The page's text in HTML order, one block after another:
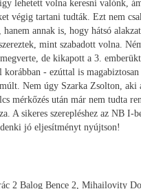
lehetett volna keresni valónk,
végig tartani tudták. Ezt nem
annak is, hogy hátsó
mint szabadott volna.
de kikapott a 3.
- ezúttal is
Nem úgy Szarka Zsolton, aki
mérkőzés után már nem tudta
A sikeres szerepléshez az NB I-
jó eljesítményt nyújtson!
2 Balog Bence 2, Mihailovity